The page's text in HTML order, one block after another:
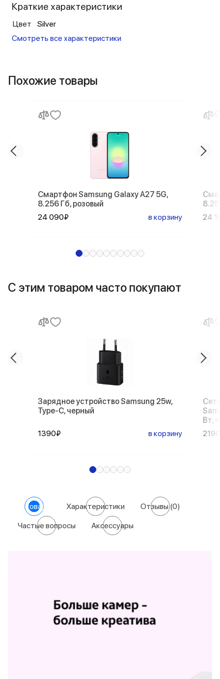
Краткие характеристики
Цвет
Silver
Смотреть все характеристики
Похожие товары
Смартфон Samsung Galaxy A27 5G,
8.256 Гб, розовый
24 090₽
в корзину
24
С этим товаром часто покупают
Зарядное устройство Samsung 25w,
Type-C, черный
1390₽ в корзину
Вт,
О товаре Характеристики Отзывы(0)
Частые вопросы Аксессуары